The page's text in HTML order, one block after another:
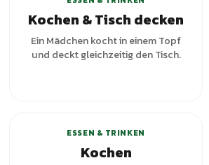
Kochen & Tisch decken
Ein Mädchen kocht in einem Topf
und deckt gleichzeitig den Tisch.
ESSEN & TRINKEN
Kochen